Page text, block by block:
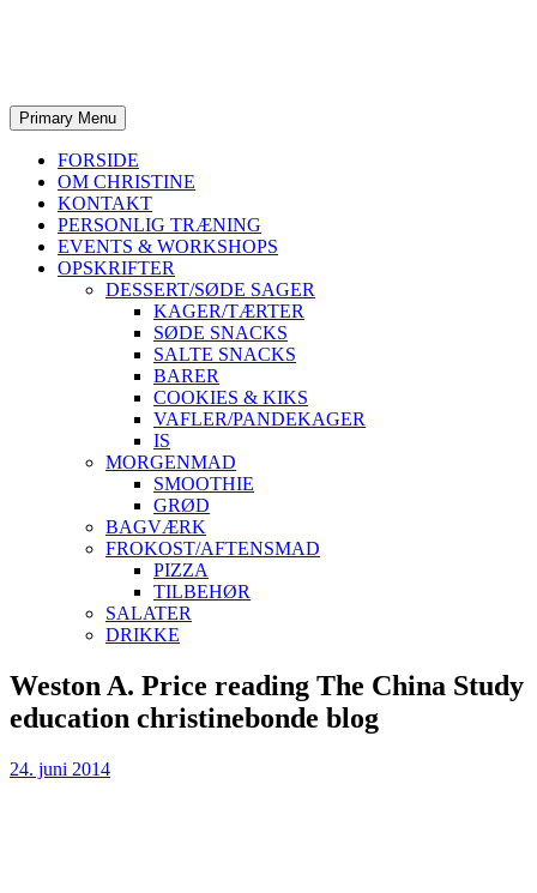
Primary Menu
FORSIDE
OM CHRISTINE
KONTAKT
PERSONLIG TRÆNING
EVENTS & WORKSHOPS
OPSKRIFTER
DESSERT/SØDE SAGER
KAGER/TÆRTER
SØDE SNACKS
SALTE SNACKS
BARER
COOKIES & KIKS
VAFLER/PANDEKAGER
IS
MORGENMAD
SMOOTHIE
GRØD
BAGVÆRK
FROKOST/AFTENSMAD
PIZZA
TILBEHØR
SALATER
DRIKKE
Skip
to
content
Weston A. Price reading The China Study
education christinebonde blog
24. juni 2014